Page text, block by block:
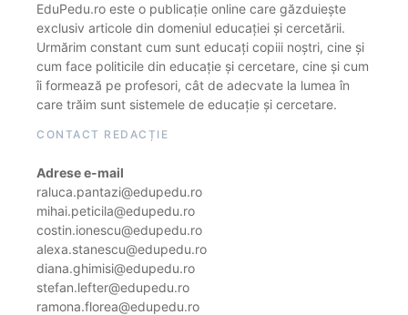
EduPedu.ro este o publicație online care găzduiește
exclusiv articole din domeniul educației și cercetării.
Urmărim constant cum sunt educați copiii noștri, cine și
cum face politicile din educație și cercetare, cine și cum
îi formează pe profesori, cât de adecvate la lumea în
care trăim sunt sistemele de educație și cercetare.
CONTACT REDACȚIE
Adrese e-mail
raluca.pantazi@edupedu.ro
mihai.peticila@edupedu.ro
costin.ionescu@edupedu.ro
alexa.stanescu@edupedu.ro
diana.ghimisi@edupedu.ro
stefan.lefter@edupedu.ro
ramona.florea@edupedu.ro